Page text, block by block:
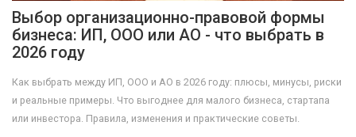
Выбор организационно-правовой формы
бизнеса: ИП, ООО или АО - что выбрать в
2026 году
Как выбрать между ИП, ООО и АО в 2026 году: плюсы, минусы, риски
и реальные примеры. Что выгоднее для малого бизнеса, стартапа
или инвестора. Правила, изменения и практические советы.